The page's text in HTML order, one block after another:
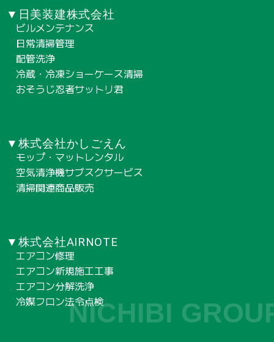
▼日美装建株式会社
ビルメンテナンス
日常清掃管理
配管洗浄
冷蔵・冷凍ショーケース清掃
おそうじ忍者サットリ君
▼株式会社かしごえん
モップ・マットレンタル
空気清浄機サブスクサービス
清掃関連商品販売
▼株式会社AIRNOTE
エアコン修理
エアコン新規施工工事
エアコン分解洗浄
冷媒フロン法令点検NICHIBI